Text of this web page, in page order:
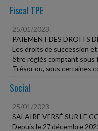
Fiscal TPE
25/01/2023
PAIEMENT DES DROITS
Les droits de succession
être réglés comptant sous
Trésor ou, sous certaines
Social
25/01/2023
SALAIRE VERSÉ SUR LE
Depuis le 27 décembre